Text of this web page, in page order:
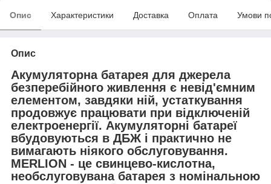
Опис Характеристики Доставка Оплата Умови
Опис
Акумуляторна батарея для джерела
безперебійного живлення є невід'ємним
елементом, завдяки ній, устаткування
продовжує працювати при відключеній
електроенергії. Акумуляторні батареї
вбудовуються в ДБЖ і практично не
вимагають ніякого обслуговування.
MERLION - це свинцево-кислотна,
необслуговувана батарея з номінальною